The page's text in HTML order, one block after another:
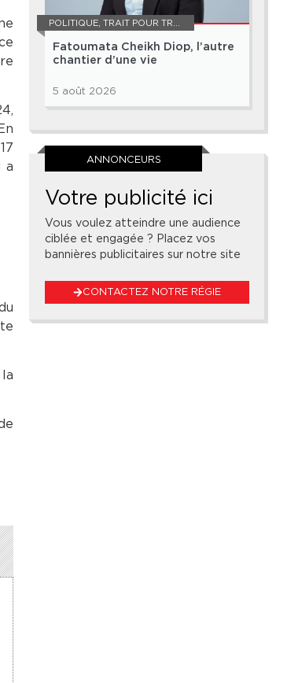
a
POLITIQUE, TRAIT POUR TRAIT
Fatoumata Cheikh Diop, l’autre
chantier d’une vie
5 août 2026
ANNONCEURS
Votre publicité ici
Vous voulez atteindre une audience
ciblée et engagée ? Placez vos
bannières publicitaires sur notre site
CONTACTEZ NOTRE RÉGIE